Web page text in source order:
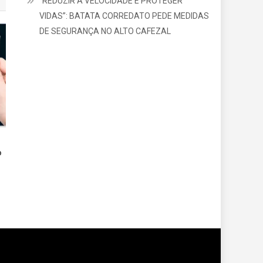
VIDAS”: BATATA CORREDATO PEDE MEDIDAS
DE SEGURANÇA NO ALTO CAFEZAL